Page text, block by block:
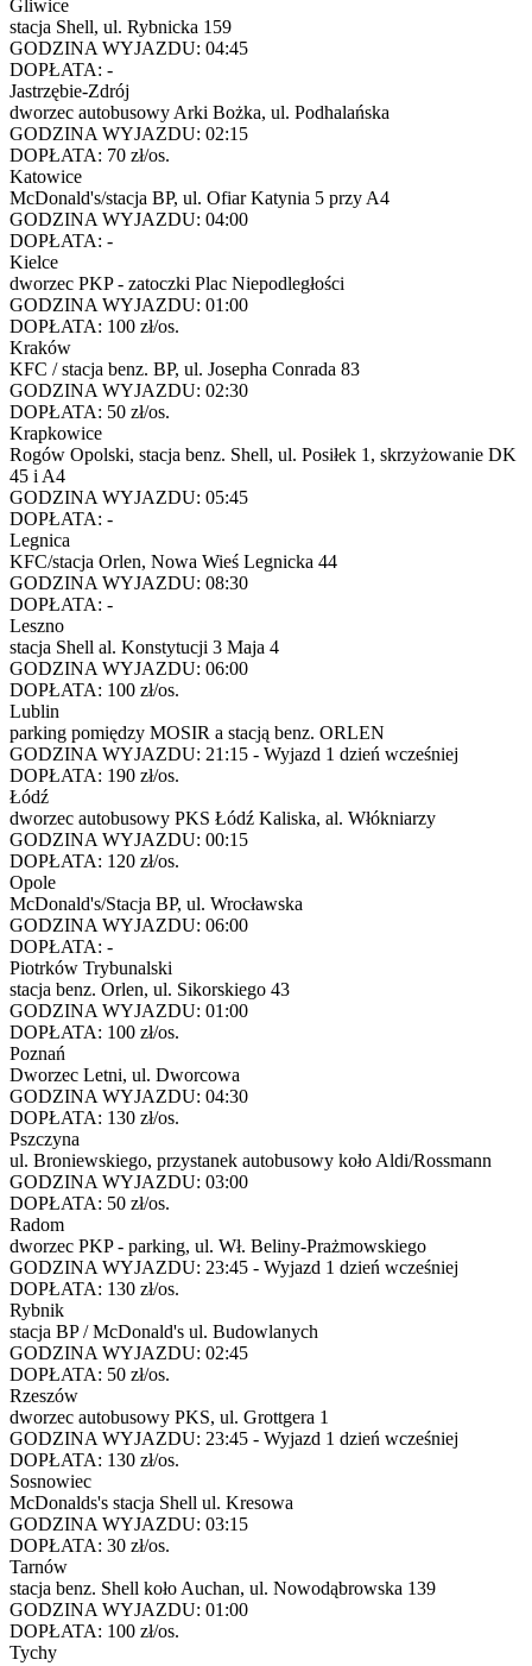
Gliwice
stacja Shell, ul. Rybnicka 159
GODZINA WYJAZDU: 04:45
DOPŁATA: -
Jastrzębie-Zdrój
dworzec autobusowy Arki Bożka, ul. Podhalańska
GODZINA WYJAZDU: 02:15
DOPŁATA: 70 zł/os.
Katowice
McDonald's/stacja BP, ul. Ofiar Katynia 5 przy A4
GODZINA WYJAZDU: 04:00
DOPŁATA: -
Kielce
dworzec PKP - zatoczki Plac Niepodległości
GODZINA WYJAZDU: 01:00
DOPŁATA: 100 zł/os.
Kraków
KFC / stacja benz. BP, ul. Josepha Conrada 83
GODZINA WYJAZDU: 02:30
DOPŁATA: 50 zł/os.
Krapkowice
Rogów Opolski, stacja benz. Shell, ul. Posiłek 1, skrzyżowanie DK
45 i A4
GODZINA WYJAZDU: 05:45
DOPŁATA: -
Legnica
KFC/stacja Orlen, Nowa Wieś Legnicka 44
GODZINA WYJAZDU: 08:30
DOPŁATA: -
Leszno
stacja Shell al. Konstytucji 3 Maja 4
GODZINA WYJAZDU: 06:00
DOPŁATA: 100 zł/os.
Lublin
parking pomiędzy MOSIR a stacją benz. ORLEN
GODZINA WYJAZDU: 21:15 - Wyjazd 1 dzień wcześniej
DOPŁATA: 190 zł/os.
Łódź
dworzec autobusowy PKS Łódź Kaliska, al. Włókniarzy
GODZINA WYJAZDU: 00:15
DOPŁATA: 120 zł/os.
Opole
McDonald's/Stacja BP, ul. Wrocławska
GODZINA WYJAZDU: 06:00
DOPŁATA: -
Piotrków Trybunalski
stacja benz. Orlen, ul. Sikorskiego 43
GODZINA WYJAZDU: 01:00
DOPŁATA: 100 zł/os.
Poznań
Dworzec Letni, ul. Dworcowa
GODZINA WYJAZDU: 04:30
DOPŁATA: 130 zł/os.
Pszczyna
ul. Broniewskiego, przystanek autobusowy koło Aldi/Rossmann
GODZINA WYJAZDU: 03:00
DOPŁATA: 50 zł/os.
Radom
dworzec PKP - parking, ul. Wł. Beliny-Prażmowskiego
GODZINA WYJAZDU: 23:45 - Wyjazd 1 dzień wcześniej
DOPŁATA: 130 zł/os.
Rybnik
stacja BP / McDonald's ul. Budowlanych
GODZINA WYJAZDU: 02:45
DOPŁATA: 50 zł/os.
Rzeszów
dworzec autobusowy PKS, ul. Grottgera 1
GODZINA WYJAZDU: 23:45 - Wyjazd 1 dzień wcześniej
DOPŁATA: 130 zł/os.
Sosnowiec
McDonalds's stacja Shell ul. Kresowa
GODZINA WYJAZDU: 03:15
DOPŁATA: 30 zł/os.
Tarnów
stacja benz. Shell koło Auchan, ul. Nowodąbrowska 139
GODZINA WYJAZDU: 01:00
DOPŁATA: 100 zł/os.
Tychy